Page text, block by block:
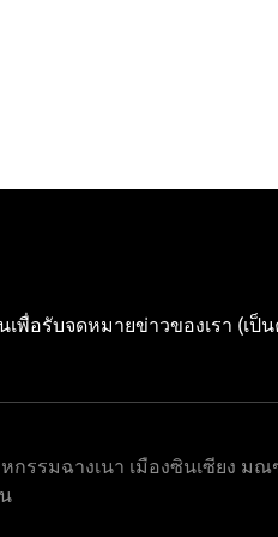
เพื่อรับจดหมายข่าวของเรา (เป็
กรรมฉางเนา เมืองซินเซียง ม